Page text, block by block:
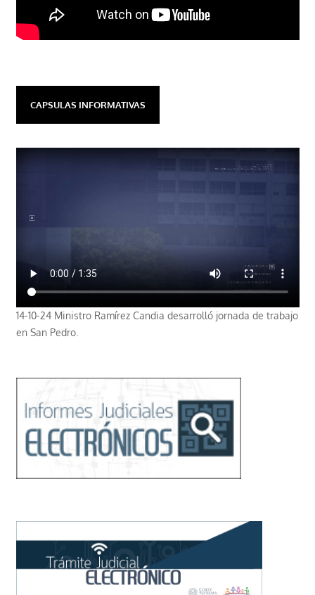
CAPSULAS INFORMATIVAS
14-10-24 Ministro Ramírez Candia desarrolló jornada de trabajo
en San Pedro.